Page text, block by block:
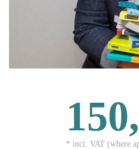
* incl. VAT (where